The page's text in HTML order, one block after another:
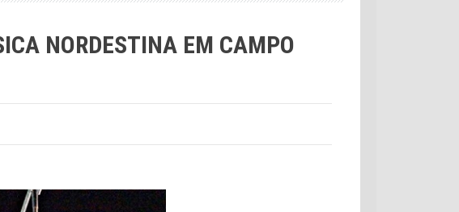
NORDESTINA EM CAMPO